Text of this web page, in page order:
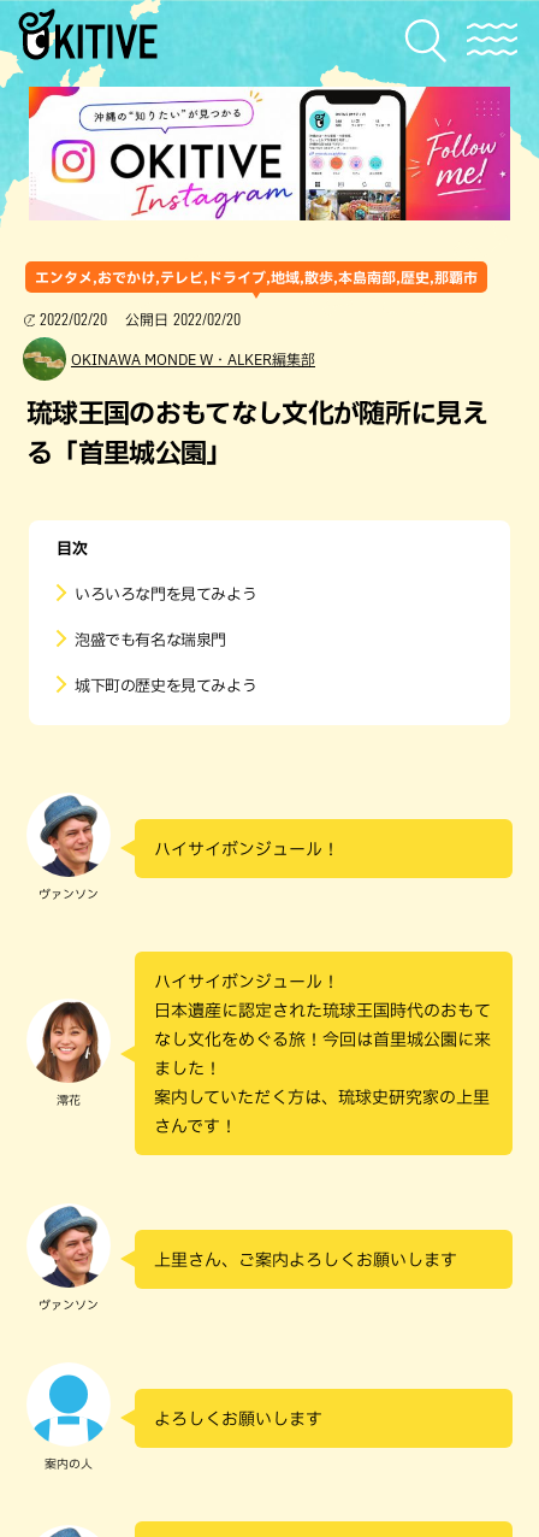
エンタメ,おでかけ,テレビ,ドライブ,地域,散歩,本島南部,歴史,那覇市
2022/02/20 公開日 2022/02/20
OKINAWA MONDE W・ALKER編集部
琉球王国のおもてなし文化が随所に見え
る「首里城公園」
目次
いろいろな門を見てみよう
泡盛でも有名な瑞泉門
城下町の歴史を見てみよう
ヴァンソン
ハイサイボンジュール！
澪花
ハイサイボンジュール！
日本遺産に認定された琉球王国時代のおもて
なし文化をめぐる旅！今回は首里城公園に来
ました！
案内していただく方は、琉球史研究家の上里
さんです！
ヴァンソン
上里さん、ご案内よろしくお願いします
案内の人
よろしくお願いします